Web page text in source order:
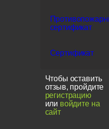
сертификат
Сертификат
Чтобы оставить
отзыв, пройдите
регистрацию
или войдите на
сайт